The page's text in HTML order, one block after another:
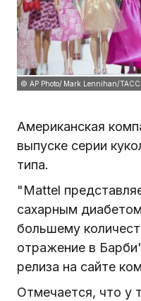
© AP Photo/ Mark Lennihan/ТАСС
Американская
выпуске серии
типа.
"Mattel
сахарным
большему
отражение в
релиза на сайте
Отмечается, что у